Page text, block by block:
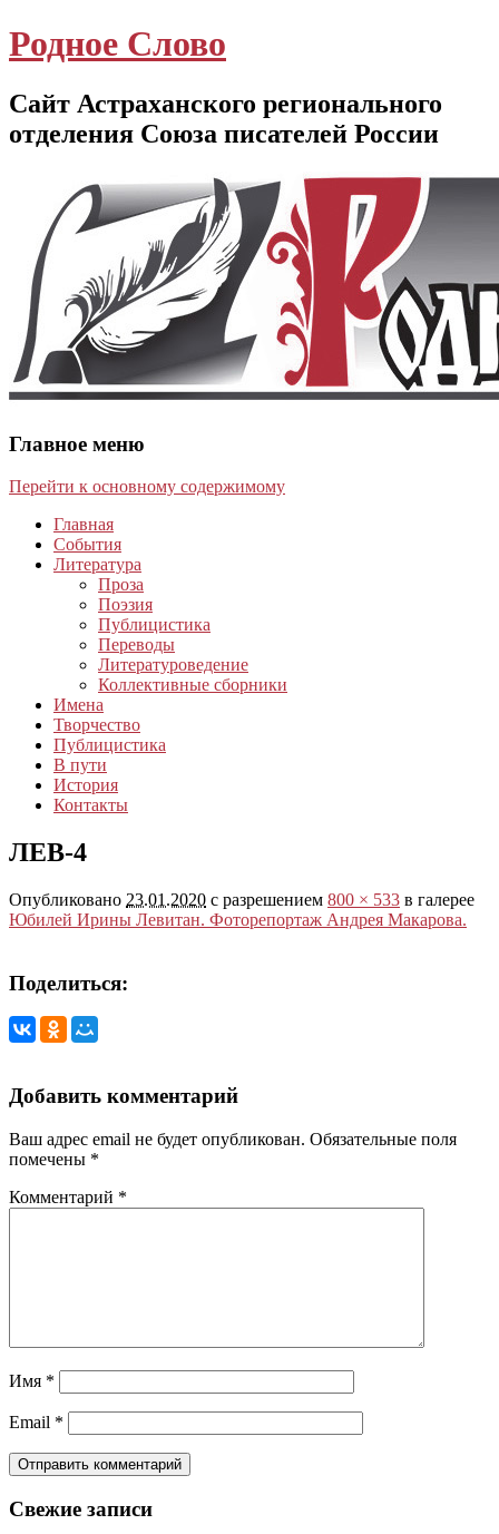
Родное Слово
Сайт Астраханского регионального
отделения Союза писателей России
Главное меню
Перейти к основному содержимому
Главная
События
Литература
Проза
Поэзия
Публицистика
Переводы
Литературоведение
Коллективные сборники
Имена
Творчество
Публицистика
В пути
История
Контакты
ЛЕВ-4
Опубликовано 23.01.2020 с разрешением 800 × 533 в галерее
Юбилей Ирины Левитан. Фоторепортаж Андрея Макарова.
Поделиться:
Добавить комментарий
Ваш адрес email не будет опубликован. Обязательные поля
помечены *
Комментарий *
Имя *
Email *
Свежие записи